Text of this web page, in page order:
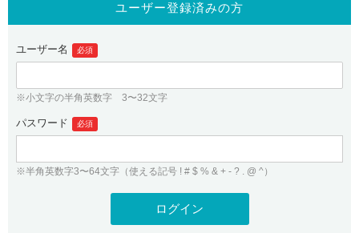
gTLDオークション NEW!
.jpドメインバックオーダー
プレミアムドメイン
人気ドメインの種類
WHOIS検索
紹介制度
バリュードメインAPI
ドメイン・ホスティングOEM
ログイン
従来のバリュードメインをご利用希望の方
Value Domainにログイン
ユーザー登録
ユーザー登録済みの方
ユーザー名 必須
※小文字の半角英数字 3〜32文字
パスワード 必須
※半角英数字3〜64文字（使える記号 ! # $ % & + - ? . @ ^）